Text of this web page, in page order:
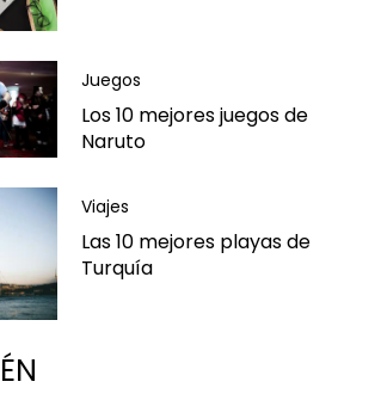
Juegos
Los 10 mejores juegos de
Naruto
Viajes
Las 10 mejores playas de
Turquía